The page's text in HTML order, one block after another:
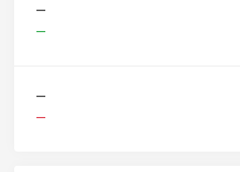
—
—
—
—